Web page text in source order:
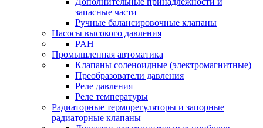
запасные части
Ручные балансировочные клапаны
Насосы высокого давления
PAH
Промышленная автоматика
Клапаны соленоидные (электромагнитные)
Преобразователи давления
Реле давления
Реле температуры
Радиаторные терморегуляторы и запорные
радиаторные клапаны